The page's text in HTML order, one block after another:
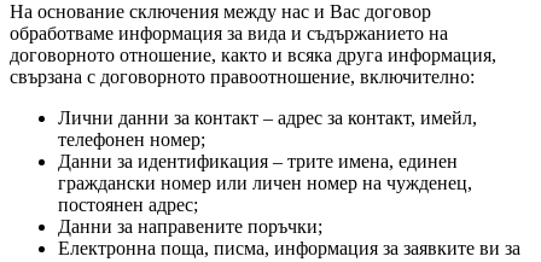
На основание сключения между нас и Вас договор
обработваме информация за вида и съдържанието на
договорното отношение, както и всяка друга информация,
свързана с договорното правоотношение, включително:
Лични данни за контакт – адрес за контакт, имейл,
телефонен номер;
Данни за идентификация – трите имена, единен
граждански номер или личен номер на чужденец,
постоянен адрес;
Данни за направените поръчки;
Електронна поща, писма, информация за заявките ви за